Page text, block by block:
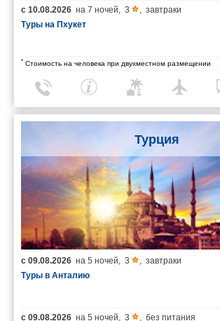
с 10.08.2026 на 7 ночей 3
завтраки
Туры на Пхукет
* Стоимость на человека при двухместном размещении
Турция
с 09.08.2026 на 5 ночей, 3 , завтраки
Туры в Анталию
с 09.08.2026 на 5 ночей, 3 , без питания